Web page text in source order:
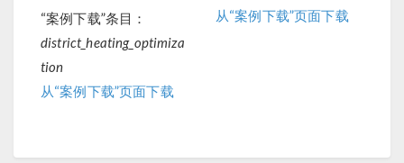
“案例下载”条目：
district_heating_optimiza
tion
从“案例下载”页面下载
从“案例下载”页面下载